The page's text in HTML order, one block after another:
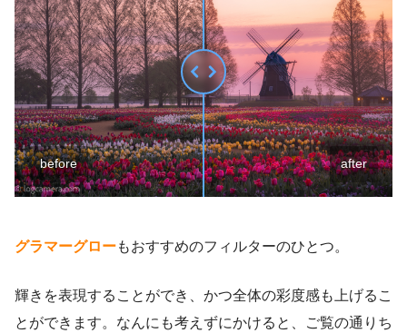
before after
グラマーグローもおすすめのフィルターのひとつ。
輝きを表現することができ、かつ全体の彩度感も上げるこ
とができます。なんにも考えずにかけると、ご覧の通りち